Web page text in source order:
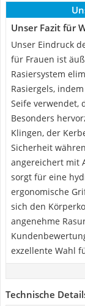
Unser Fazit für
Unser Eindruck
für Frauen ist
Rasiersystem
Rasiergels,
Seife verwendet,
Besonders
Klingen, der
Sicherheit
angereichert mit
sorgt für eine
ergonomische
sich den
angenehme
exzellente Wahl
Technische